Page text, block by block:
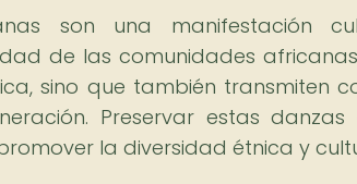
son una manifestación
de las comunidades
sino que también transmiten
Preservar estas
la diversidad étnica y